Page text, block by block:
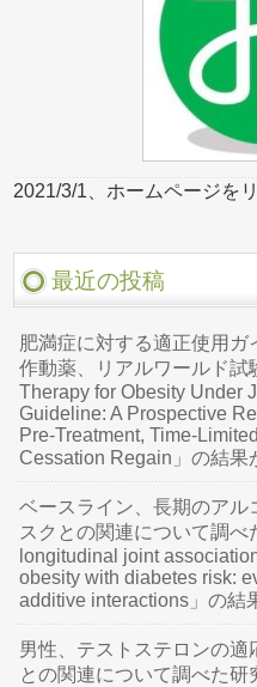
2021/3/1、ホームページを
最近の投稿
肥満症に対する適正使用
作動薬、リアルワールド試
Therapy for Obesity Under
Guideline: A Prospective
Pre-Treatment, Time-
Cessation Regain」の結果
ベースライン、長期のアル
スクとの関連について調べ
longitudinal joint
obesity with diabetes risk:
additive interactions」の結
男性、テストステロンの適
との関連について調べた